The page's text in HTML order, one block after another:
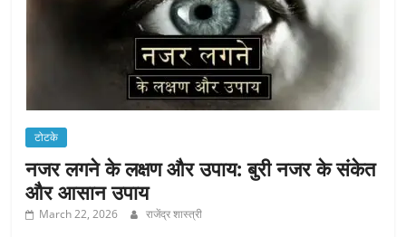
टोटके
नजर लगने के लक्षण और उपाय: बुरी नजर के संकेत
और आसान उपाय
March 22, 2026 राजेंद्र शास्त्री